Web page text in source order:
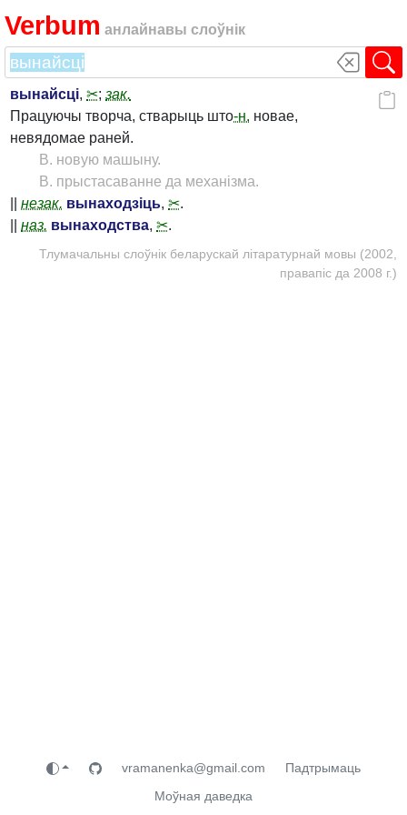
Verbum анлайнавы слоўнік
вынайсці, ✂; зак.
Працуючы творча, стварыць што-н. новае,
невядомае раней.
В. новую машыну.
В. прыстасаванне да механізма.
незак. вынаходзіць, ✂.
наз. вынаходства, ✂.
Тлумачальны слоўнік беларускай літаратурнай мовы (2002,
правапіс да 2008 г.)
vramanenka@gmail.com
Падтрымаць
Моўная даведка